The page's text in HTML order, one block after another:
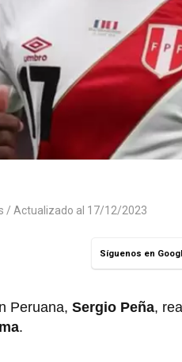
/ Actualizado al 17/12/2023
Síguenos en
Peruana, Sergio Peña,
.